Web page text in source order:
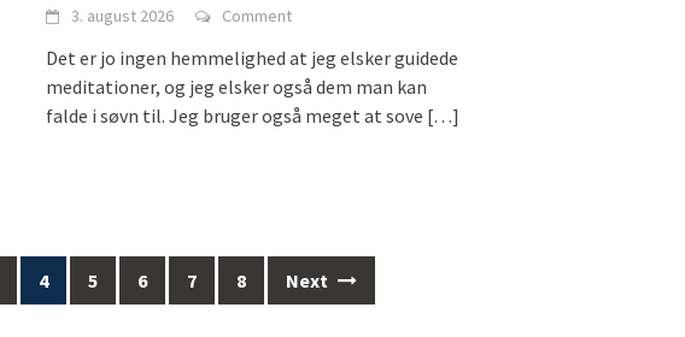
3. august 2026 Comment
Det er jo ingen hemmelighed at jeg elsker guidede
meditationer, og jeg elsker også dem man kan
falde i søvn til. Jeg bruger også meget at sove […]
4 5 6 7 8 Next